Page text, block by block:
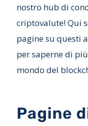
nostro hub di
criptovalute! Qui
pagine su questi
per saperne di
mondo del
Pagine